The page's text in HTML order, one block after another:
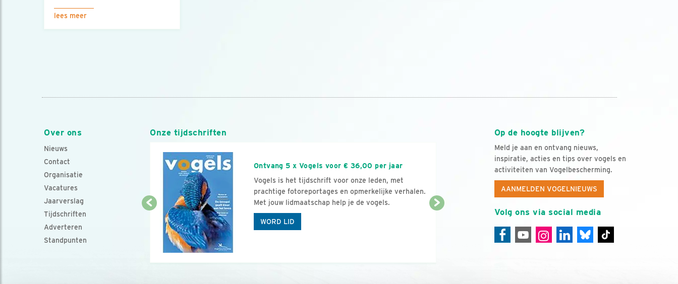
lees meer
Over ons
Nieuws
Contact
Organisatie
Vacatures
Jaarverslag
Tijdschriften
Adverteren
Standpunten
Op de hoogte blijven?
Meld je aan en ontvang nieuws,
inspiratie, acties en tips over vogels en
activiteiten van Vogelbescherming.
AANMELDEN VOGELNIEUWS
Volg ons via social media
Onze tijdschriften
Ontvang 5 x Vogels voor € 36,00 per jaar
Vogels is het tijdschrift voor onze leden, met
prachtige fotoreportages en opmerkelijke verhalen.
Met jouw lidmaatschap help je de vogels.
WORD LID